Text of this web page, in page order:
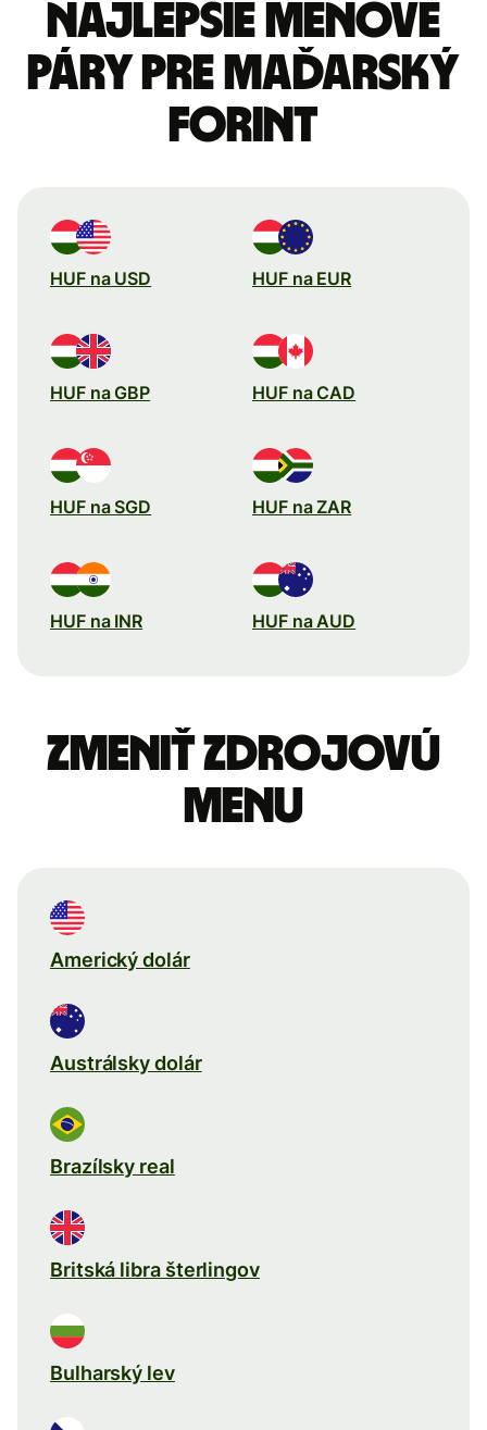
Najlepšie menové
páry pre Maďarský
forint
HUF na USD HUF na EUR
HUF na GBP HUF na CAD
HUF na SGD HUF na ZAR
HUF na INR HUF na AUD
Zmeniť zdrojovú
menu
Americký dolár
Austrálsky dolár
Brazílsky real
Britská libra šterlingov
Bulharský lev